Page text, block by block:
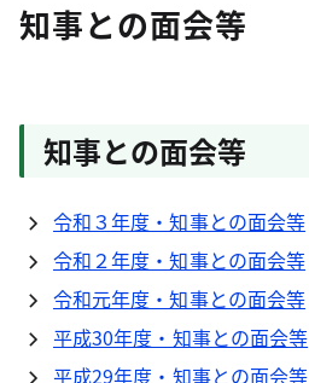
知事との面会等
知事との面会等
令和３年度・知事との面会等
令和２年度・知事との面会等
令和元年度・知事との面会等
平成30年度・知事との面会等
平成29年度・知事との面会等